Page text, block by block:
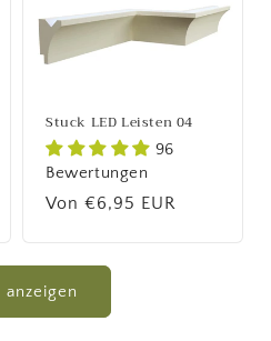
Stuck LED Leisten 04
96
Bewertungen
Normaler
Von €6,95 EUR